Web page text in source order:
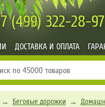
(499)322-28-97
ДОСТАВКА И ОПЛАТА
→ Беговые дорожки →